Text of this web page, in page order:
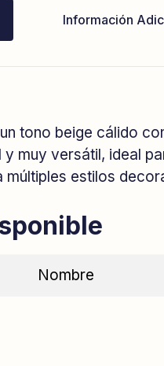
Información
tono beige cálido
y muy versátil, ideal
múltiples estilos
Nombre